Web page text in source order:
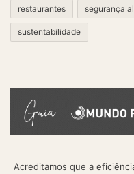
restaurantes segurança
sustentabilidade
Acreditamos que a